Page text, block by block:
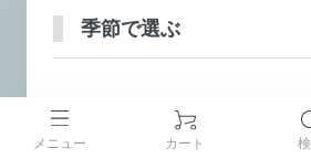
メニュー カート
季節で選ぶ
季節にあわせて5sトリー